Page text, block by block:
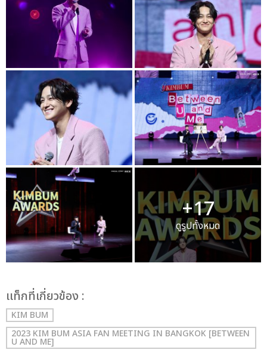
+17
ดูรูปทั้งหมด
เเท็กที่เกี่ยวข้อง :
KIM BUM
2023 KIM BUM ASIA FAN MEETING IN BANGKOK [BETWEEN
U AND ME]